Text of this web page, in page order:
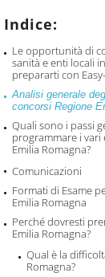
Indice:
Le opportunità di
sanità e enti locali
prepararti con
Analisi generale
concorsi Regione
Quali sono i passi
programmare i vari
Emilia Romagna?
Comunicazioni
Formati di Esame
Emilia Romagna
Perché dovresti
Emilia Romagna?
Qual è la
Romagna?